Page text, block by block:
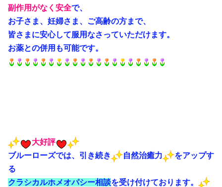
副作用がなく安全で、
お子さま、妊婦さま、ご高齢の方まで、
皆さまに安心して服用なさっていただけます。
お薬との併用も可能です。
大好評
ブルーローズでは、引き続き
自然治癒力
をアップす
る
クラシカルホメオパシー相談を受け付けております。